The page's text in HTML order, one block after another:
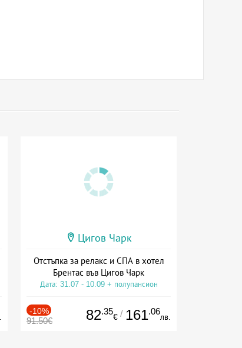
Цигов Чарк
Отстъпка за релакс и СПА в хотел
Брентас във Цигов Чарк
Дата: 31.07 - 10.09 + полупансион
-10%
91.50€ 82.35
€ / 161.06
лв.